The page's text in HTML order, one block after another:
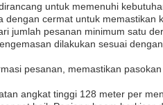
untuk memenuhi
cermat untuk memastikan
jumlah pesanan minimum satu
dilakukan sesuai
pesanan, memastikan
angkat tinggi 128 meter per